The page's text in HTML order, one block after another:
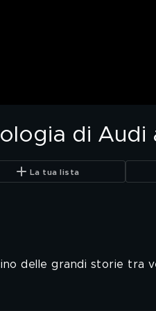
di Audi
La tua lista
delle grandi storie